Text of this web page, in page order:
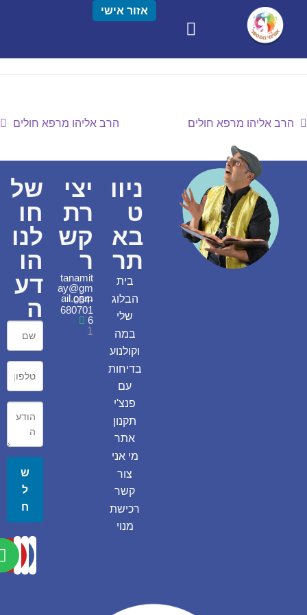
אזור אישי
הרב אליהו מרפא חולים הרב אליהו מרפא חולים
ניוו
ט
בא
תר
בית
הבלוג
שלי
במה
וקולנוע
בדיחות
עם
פנצ'י
תקנון
אתר
מי אני
צור
קשר
רכישת
מנוי
יצי
רת
קש
ר
tanamit
ay@gm
ail.com
054-
680701
6
1
של
חו
לנו
הו
דע
ה
ש
ל
ח